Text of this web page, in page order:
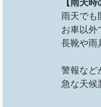
【雨天
雨天でも
お車以外
長靴や雨
警報など
急な天候